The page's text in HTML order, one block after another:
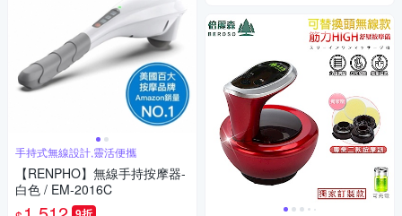
手持式無線設計,靈活便攜
【RENPHO】無線手持按摩器-
白色 / EM-2016C